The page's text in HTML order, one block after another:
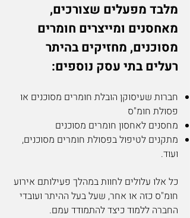
מלבד מפעלים שצורכים,
מאחסנים ומייצרים חומרים
מסוכנים, מחזיקים בהיתר
רעלים בתי עסק נוספים:
חברות שעיסוקן הובלת חומרים מסוכנים או
פסולת חומ"ס
מחסנים לאחסון חומרים מסוכנים
מתקנים לטיפול בפסולת חומרים מסוכנים,
ועוד.
כל אלו עלולים לחוות במהלך פעילותם אירוע
חומ"ס כזה או אחר, שעל בעל ההיתר ועובדי
החברה ללמוד כיצד להתמודד עמם.